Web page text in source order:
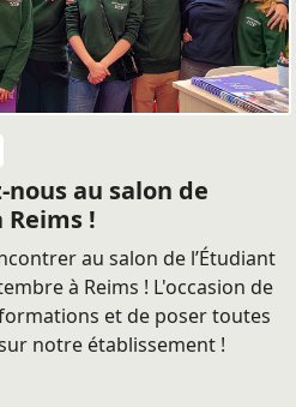
nous au salon de
!
au salon de l’Étudiant
à Reims ! L'occasion de
et de poser toutes
notre établissement !